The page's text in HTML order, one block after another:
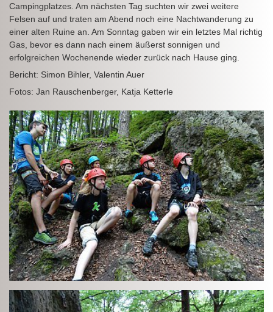
Campingplatzes. Am nächsten Tag suchten wir zwei weitere
Felsen auf und traten am Abend noch eine Nachtwanderung zu
einer alten Ruine an. Am Sonntag gaben wir ein letztes Mal richtig
Gas, bevor es dann nach einem äußerst sonnigen und
erfolgreichen Wochenende wieder zurück nach Hause ging.
Bericht: Simon Bihler, Valentin Auer
Fotos: Jan Rauschenberger, Katja Ketterle